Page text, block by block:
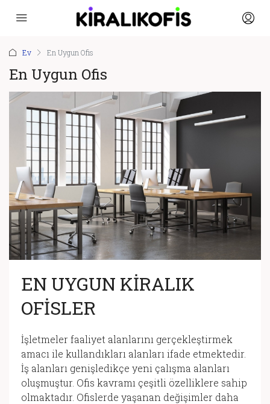
Ev En Uygun Ofis
En Uygun Ofis
EN UYGUN KİRALIK
OFİSLER
İşletmeler faaliyet alanlarını gerçekleştirmek
amacı ile kullandıkları alanları ifade etmektedir.
İş alanları genişledikçe yeni çalışma alanları
oluşmuştur. Ofis kavramı çeşitli özelliklere sahip
olmaktadır. Ofislerde yaşanan değişimler daha